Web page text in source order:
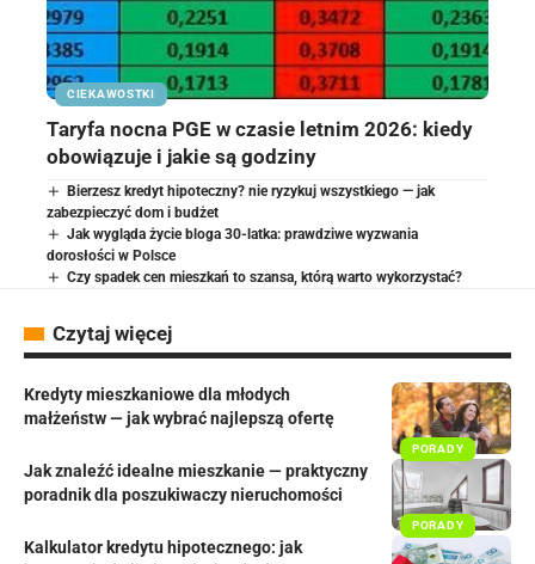
CIEKAWOSTKI
Taryfa nocna PGE w czasie letnim 2026: kiedy
obowiązuje i jakie są godziny
Bierzesz kredyt hipoteczny? nie ryzykuj wszystkiego — jak
zabezpieczyć dom i budżet
Jak wygląda życie bloga 30-latka: prawdziwe wyzwania
dorosłości w Polsce
Czy spadek cen mieszkań to szansa, którą warto wykorzystać?
Czytaj więcej
PORADY
Kredyty mieszkaniowe dla młodych
małżeństw — jak wybrać najlepszą ofertę
PORADY
Jak znaleźć idealne mieszkanie — praktyczny
poradnik dla poszukiwaczy nieruchomości
Kalkulator kredytu hipotecznego: jak